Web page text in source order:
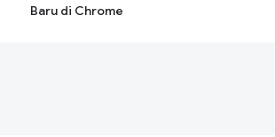
Baru di Chrome